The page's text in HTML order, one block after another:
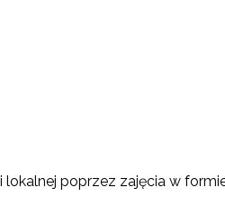
lokalnej poprzez zajęcia w